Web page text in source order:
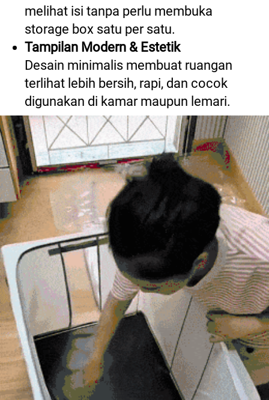
melihat isi tanpa perlu membuka
storage box satu per satu.
Tampilan Modern & Estetik
Desain minimalis membuat ruangan
terlihat lebih bersih, rapi, dan cocok
digunakan di kamar maupun lemari.